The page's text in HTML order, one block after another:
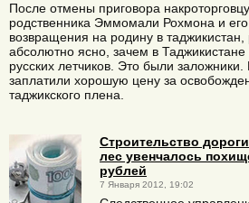
После отмены приговора
родственника Эммомали Рохмона и
возвращения на родину в
абсолютно ясно, зачем в Таджикистане
русских летчиков. Это были заложники.
заплатили хорошую цену за
таджикского плена.
Строительство
лес увенчалось
рублей
7 Января 2012, 19:02